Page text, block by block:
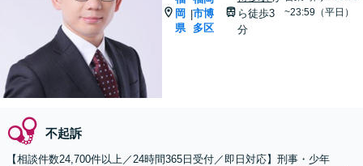
岡
県
|市博
多区
ら徒歩3
分
~23:59（平日）
不起訴
【相談件数24,700件以上／24時間365日受付／即日対応】刑事・少年